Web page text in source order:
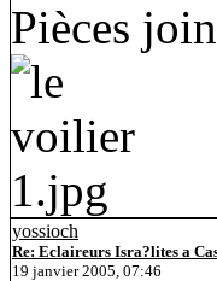
Pièces
yossioch
Re: Eclaireurs Isra?lites a
19 janvier 2005, 07:46